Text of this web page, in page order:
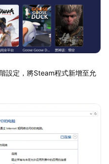
設定，將Steam程式新增至允